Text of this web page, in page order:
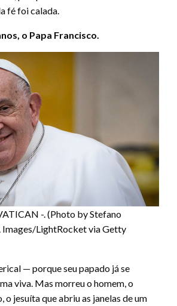
fé foi calada.
o Papa Francisco.
-. (Photo by Stefano
LightRocket via Getty
— porque seu papado já se
viva. Mas morreu o homem, o
o jesuíta que abriu as janelas de um